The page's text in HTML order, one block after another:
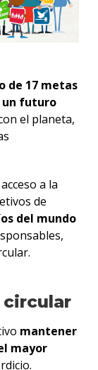
de 17 metas
un futuro
el planeta,
a la
de
del mundo
circular
mantener
mayor